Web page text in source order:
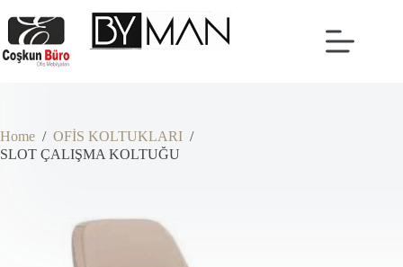
to
content
Home / OFİS KOLTUKLARI /
SLOT ÇALIŞMA KOLTUĞU